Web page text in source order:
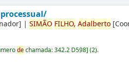
nador] |SIMÃO FILHO, Adalberto
dechamada:342.2 D598](2).